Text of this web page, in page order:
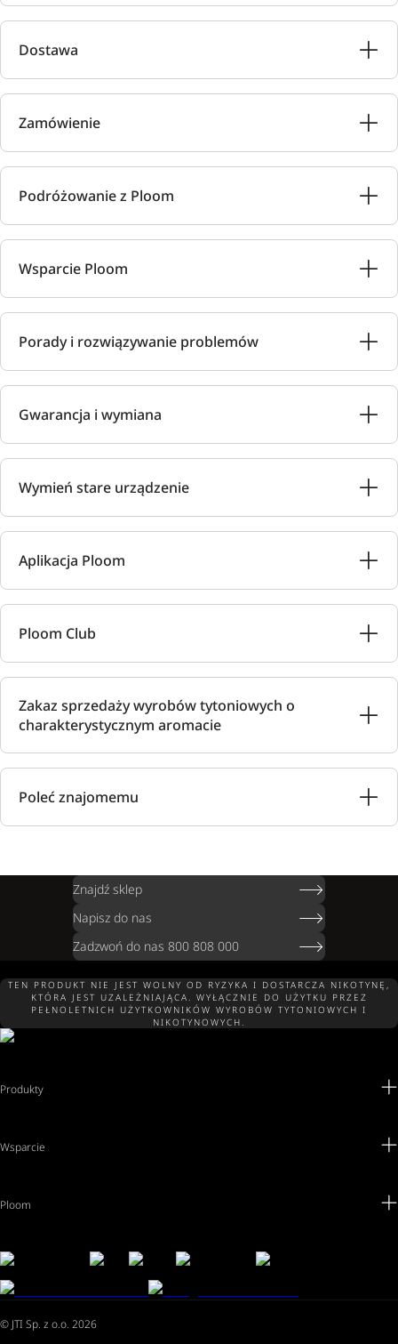
Dostawa
Zamówienie
Podróżowanie z Ploom
Wsparcie Ploom
Porady i rozwiązywanie problemów
Gwarancja i wymiana
Wymień stare urządzenie
Aplikacja Ploom
Ploom Club
Zakaz sprzedaży wyrobów tytoniowych o
charakterystycznym aromacie
Poleć znajomemu
Znajdź sklep
Napisz do nas
Zadzwoń do nas 800 808 000
TEN PRODUKT NIE JEST WOLNY OD RYZYKA I DOSTARCZA NIKOTYNĘ,
KTÓRA JEST UZALEŻNIAJĄCA. WYŁĄCZNIE DO UŻYTKU PRZEZ
PEŁNOLETNICH UŻYTKOWNIKÓW WYROBÓW TYTONIOWYCH I
NIKOTYNOWYCH.
Produkty
Wsparcie
Ploom
© JTI Sp. z o.o. 2026